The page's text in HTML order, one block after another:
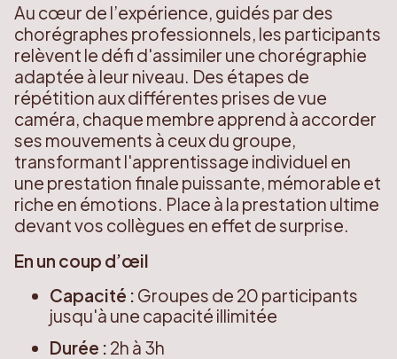
Au cœur de l’expérience, guidés par des
chorégraphes professionnels, les participants
relèvent le défi d'assimiler une chorégraphie
adaptée à leur niveau. Des étapes de
répétition aux différentes prises de vue
caméra, chaque membre apprend à accorder
ses mouvements à ceux du groupe,
transformant l'apprentissage individuel en
une prestation finale puissante, mémorable et
riche en émotions. Place à la prestation ultime
devant vos collègues en effet de surprise.
En un coup d’œil
Capacité : Groupes de 20 participants
jusqu'à une capacité illimitée
Durée : 2h à 3h